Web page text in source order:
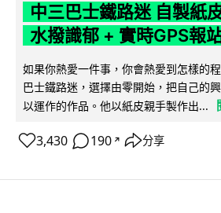
中三巴士鐵路迷 自製紙
水撥識郁 + 實時GPS報
如果你熱愛一件事，你會熱愛到怎樣的
巴士鐵路迷，選擇由零開始，把自己的
以運作的作品。他以紙皮親手製作出...
3,430 190 ↗ 分享